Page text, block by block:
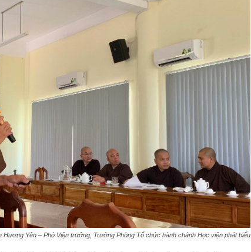
Yên – Phó Viện trưởng, Trưởng Phòng Tổ chức hành chánh Học viện phát biểu